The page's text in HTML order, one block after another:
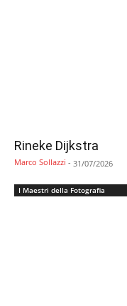
Rineke Dijkstra
Marco Sollazzi - 31/07/2026
I Maestri della Fotografia